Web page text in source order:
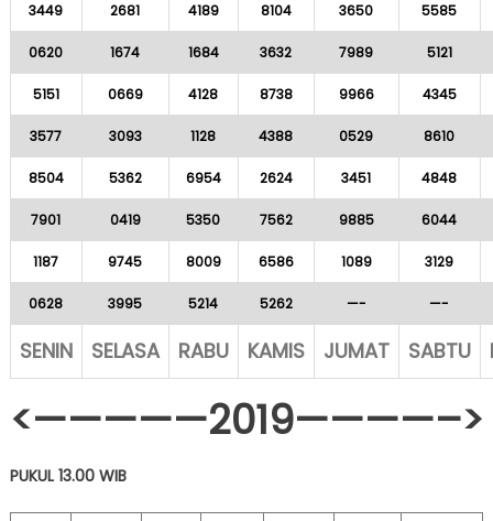
3449 2681 4189 8104 3650 5585
0620 1674 1684 3632 7989 5121
5151 0669 4128 8738 9966 4345
3577 3093 1128 4388 0529 8610
8504 5362 6954 2624 3451 4848
7901 0419 5350 7562 9885 6044
1187 9745 8009 6586 1089 3129
0628 3995 5214 5262 —- —-
SENIN SELASA RABU KAMIS JUMAT SABTU
<—————2019————–>
PUKUL 13.00 WIB